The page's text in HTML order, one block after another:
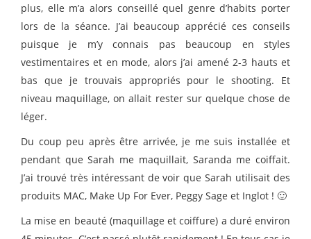
plus, elle m’a alors conseillé quel genre d’habits porter
lors de la séance. J’ai beaucoup apprécié ces conseils
puisque je m’y connais pas beaucoup en styles
vestimentaires et en mode, alors j’ai amené 2-3 hauts et
bas que je trouvais appropriés pour le shooting. Et
niveau maquillage, on allait rester sur quelque chose de
léger.
Du coup peu après être arrivée, je me suis installée et
pendant que Sarah me maquillait, Saranda me coiffait.
J’ai trouvé très intéressant de voir que Sarah utilisait des
produits MAC, Make Up For Ever, Peggy Sage et Inglot ! 🙂
La mise en beauté (maquillage et coiffure) a duré environ